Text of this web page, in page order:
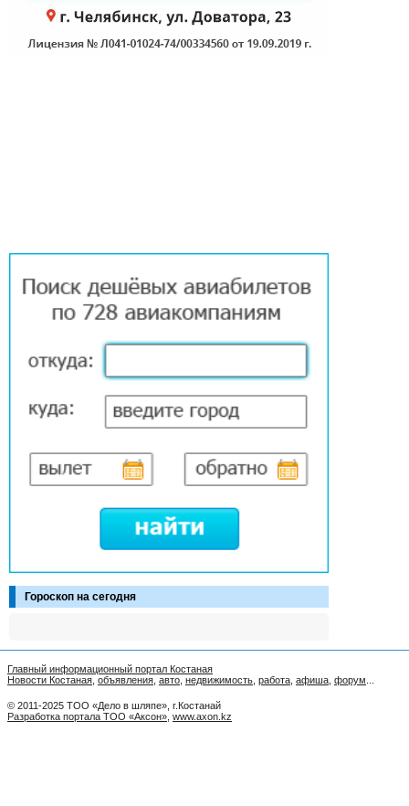
Гороскоп на сегодня
Главный информационный портал Костаная
Новости Костаная объявления авто недвижимость работа афиша форум
© 2011-2025 ТОО «Дело в шляпе», г.Костанай
Разработка портала ТОО «Аксон» www.axon.kz